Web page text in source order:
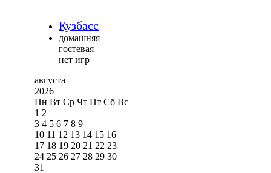
Кузбасс
домашняя
гостевая
нет игр
августа
2026
Пн Вт Ср Чт Пт Сб Вс
1 2
3 4 5 6 7 8 9
10 11 12 13 14 15 16
17 18 19 20 21 22 23
24 25 26 27 28 29 30
31